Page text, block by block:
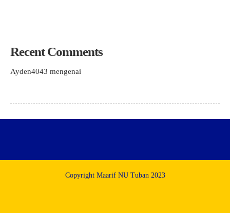
Recent Comments
Ayden4043 mengenai
Copyright Maarif NU Tuban 2023